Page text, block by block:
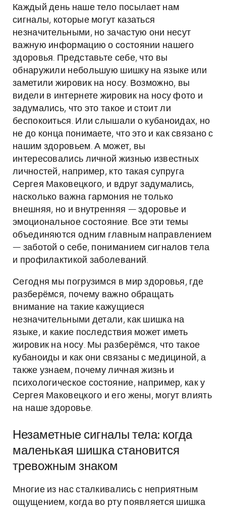
Каждый день наше тело посылает нам
сигналы, которые могут казаться
незначительными, но зачастую они несут
важную информацию о состоянии нашего
здоровья. Представьте себе, что вы
обнаружили небольшую шишку на языке или
заметили жировик на носу. Возможно, вы
видели в интернете жировик на носу фото и
задумались, что это такое и стоит ли
беспокоиться. Или слышали о кубаноидах, но
не до конца понимаете, что это и как связано с
нашим здоровьем. А может, вы
интересовались личной жизнью известных
личностей, например, кто такая супруга
Сергея Маковецкого, и вдруг задумались,
насколько важна гармония не только
внешняя, но и внутренняя — здоровье и
эмоциональное состояние. Все эти темы
объединяются одним главным направлением
— заботой о себе, пониманием сигналов тела
и профилактикой заболеваний.
Сегодня мы погрузимся в мир здоровья, где
разберёмся, почему важно обращать
внимание на такие кажущиеся
незначительными детали, как шишка на
языке, и какие последствия может иметь
жировик на носу. Мы разберёмся, что такое
кубаноиды и как они связаны с медициной, а
также узнаем, почему личная жизнь и
психологическое состояние, например, как у
Сергея Маковецкого и его жены, могут влиять
на наше здоровье.
Незаметные сигналы тела: когда
маленькая шишка становится
тревожным знаком
Многие из нас сталкивались с неприятным
ощущением, когда во рту появляется шишка